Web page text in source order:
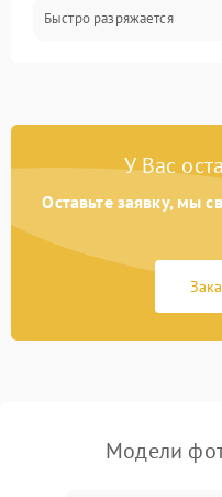
Быстро разряжается
У Вас
Оставьте заявку, мы
Модели